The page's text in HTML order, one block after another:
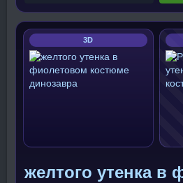
3D
желтого утенка в